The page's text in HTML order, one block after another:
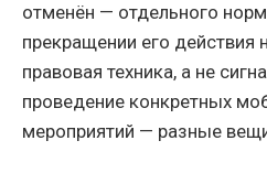
отменён — отдельного
прекращении его действия
правовая техника, а не
проведение конкретных
мероприятий — разные